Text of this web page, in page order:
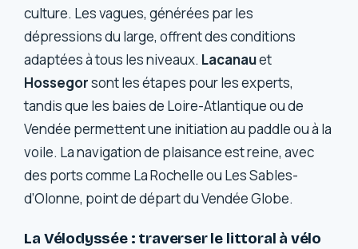
culture. Les vagues, générées par les
dépressions du large, offrent des conditions
adaptées à tous les niveaux. Lacanauet
Hossegorsont les étapes pour les experts,
tandis que les baies de Loire-Atlantique ou de
Vendée permettent une initiation au paddle ou à la
voile. La navigation de plaisance est reine, avec
des ports comme La Rochelle ou Les Sables-
d’Olonne, point de départ du Vendée Globe.
La Vélodyssée : traverser le littoral à vélo